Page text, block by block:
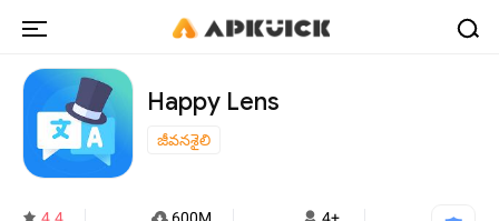
Happy Lens
జీవనశైలి
4.4 600M 4+